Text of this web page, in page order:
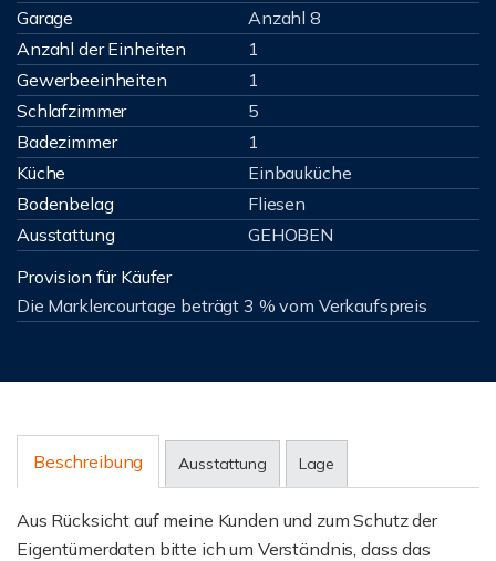
Garage
Anzahl 8
Anzahl der Einheiten
1
Gewerbeeinheiten
1
Schlafzimmer
5
Badezimmer
1
Küche
Einbauküche
Bodenbelag
Fliesen
Ausstattung
GEHOBEN
Provision für Käufer
Die Marklercourtage beträgt 3 % vom Verkaufspreis
Beschreibung Ausstattung Lage
Aus Rücksicht auf meine Kunden und zum Schutz der
Eigentümerdaten bitte ich um Verständnis, dass das